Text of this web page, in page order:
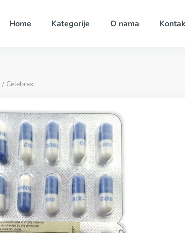
Home Kategorije O nama
/ Celebrex